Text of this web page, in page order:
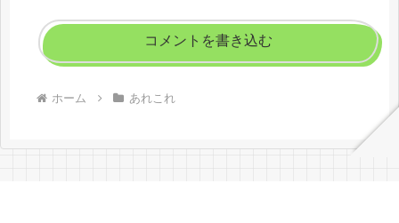
コメントを書き込む
ホーム あれこれ